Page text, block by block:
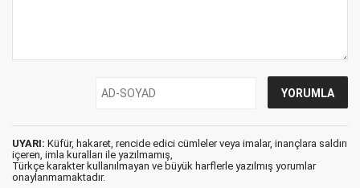
UYARI: Küfür, hakaret, rencide edici cümleler veya imalar, inançlara saldırı
içeren, imla kuralları ile yazılmamış,
Türkçe karakter kullanılmayan ve büyük harflerle yazılmış yorumlar
onaylanmamaktadır.